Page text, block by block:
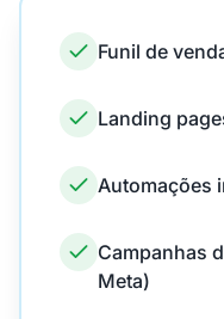
Funil de
Landing
Automações
Campanhas
Meta)